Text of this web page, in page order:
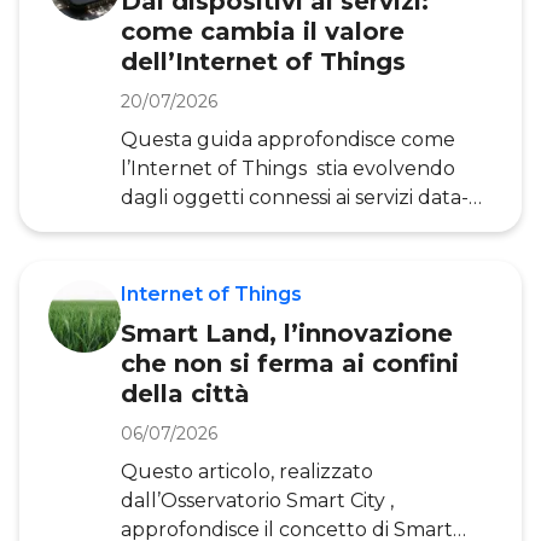
di gestire in maniera automatica o da
remoto, impianti e dispositivi all’interno
di un’abitazione, al fine di&n
come cambia il valore
dell’Internet of Things
20/07/2026
Questa guida approfondisce come
l’Internet of Things stia evolvendo
dagli oggetti connessi ai servizi data-
driven, analizzando il ruolo dei dati IoT,
applicazioni nei diversi ambiti e delle
la connessione in valore. Le evidenze
riportate si basano sulla Ricerca
dell’Osservatorio Internet of Things
della School of Management del
Politecnico di Milano, punto di
riferimento in Italia per l’analisi
dell’evoluzione dell’
Internet of Things
Smart Land, l’innovazione
che non si ferma ai confini
della città
06/07/2026
Questo articolo, realizzato
dall’Osservatorio Smart City ,
approfondisce il concetto di Smart